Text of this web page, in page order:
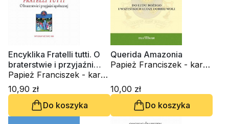
Encyklika Fratelli tutti. O
braterstwie i przyjaźni
społecznej
Papież Franciszek - kard.
Jorge Mario Bergoglio
10,90 zł
Do koszyka
Querida Amazonia
Papież Franciszek - kard.
10,00 zł
Do koszyka